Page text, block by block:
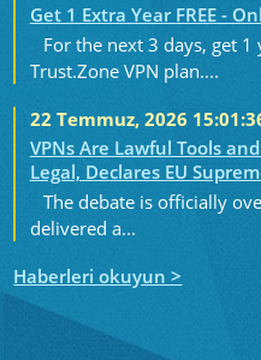
Get 1 Extra Year FREE -
For the next 3 days, get 1
Trust.Zone VPN plan....
22 Temmuz, 2026
VPNs Are Lawful Tools
Legal, Declares EU
The debate is officially
delivered a...
Haberleri okuyun >